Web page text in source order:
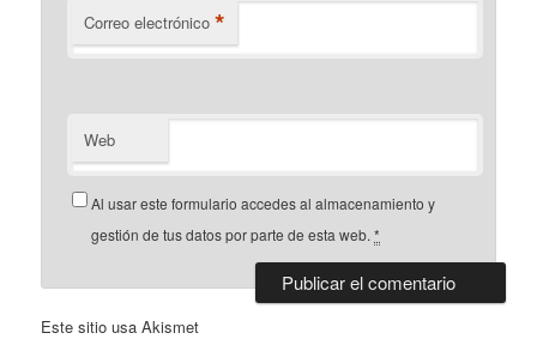
Correo electrónico *
Web
Al usar este formulario accedes al almacenamiento y
gestión de tus datos por parte de esta web.*
Este sitio usa Akismet